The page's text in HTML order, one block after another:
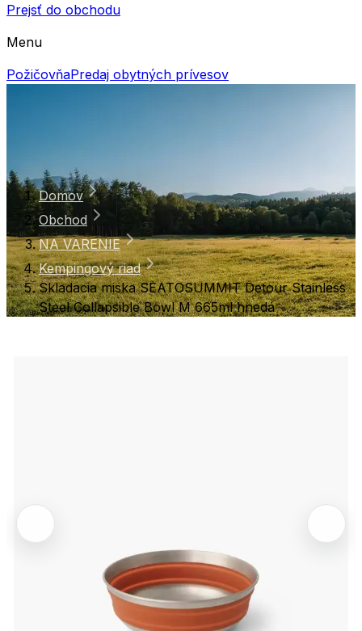
Prejsť do obchodu
Menu
PožičovňaPredaj obytných prívesov
Domov
Obchod
NA VARENIE
Kempingový riad
Skladacia miska SEATOSUMMIT Detour Stainless
Steel Collapsible Bowl M 665ml hnedá